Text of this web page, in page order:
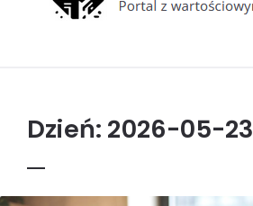
Dzień: 2026-05-23